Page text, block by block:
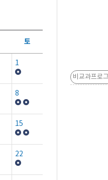
토
1
8
15
22
비교과프로